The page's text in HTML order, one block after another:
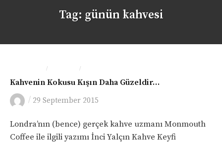
Tag: günün kahvesi
/ /
Kahvenin Kokusu Kışın Daha Güzeldir…
/ 29 September 2015
Londra’nın (bence) gerçek kahve uzmanı Monmouth
Coffee ile ilgili yazımı İnci Yalçın Kahve Keyfi